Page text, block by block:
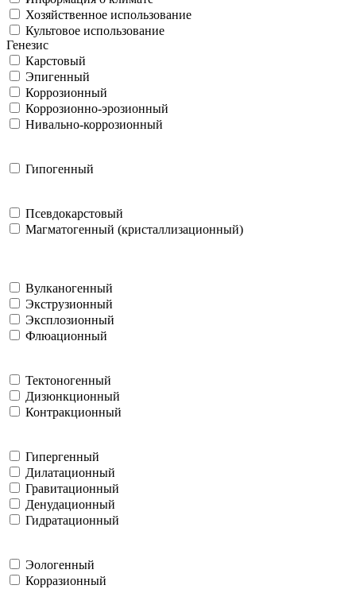
Хозяйственное использование
Культовое использование
Генезис
Карстовый
Эпигенный
Коррозионный
Коррозионно-эрозионный
Нивально-коррозионный
Гипогенный
Псевдокарстовый
Магматогенный (кристаллизационный)
Вулканогенный
Экструзионный
Эксплозионный
Флюационный
Тектоногенный
Дизюнкционный
Контракционный
Гипергенный
Дилатационный
Гравитационный
Денудационный
Гидратационный
Эологенный
Корразионный